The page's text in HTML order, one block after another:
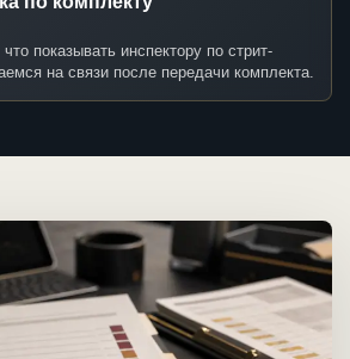
показывать инспектору по стрит-
на связи после передачи комплекта.